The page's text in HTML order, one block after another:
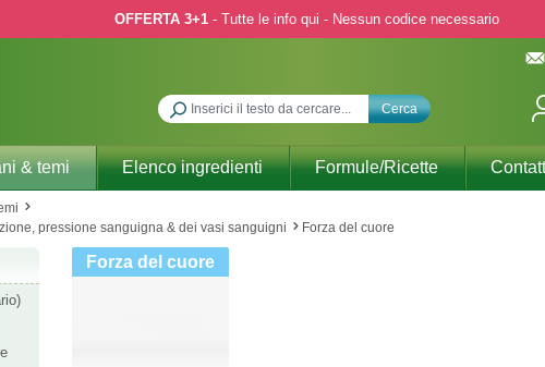
OFFERTA 3+1- Tutte le info qui - Nessun codice necessario
Cerca
& temi Elenco ingredienti Formule/Ricette
pressione sanguigna & dei vasi sanguigni
Forza del cuore
Forza del cuore